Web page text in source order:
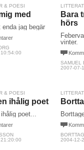
& POESI
med
enda jag begär
Bara
hörs
vinter.
SAMUEL
2007-07-
& POESI
ihålig poet
poet...
2004-12-